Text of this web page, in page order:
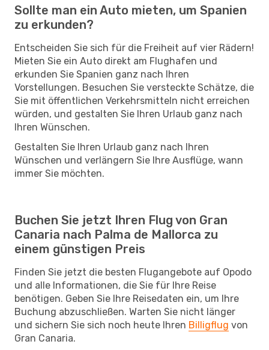
Sollte man ein Auto mieten, um Spanien
zu erkunden?
Entscheiden Sie sich für die Freiheit auf vier Rädern!
Mieten Sie ein Auto direkt am Flughafen und
erkunden Sie Spanien ganz nach Ihren
Vorstellungen. Besuchen Sie versteckte Schätze, die
Sie mit öffentlichen Verkehrsmitteln nicht erreichen
würden, und gestalten Sie Ihren Urlaub ganz nach
Ihren Wünschen.
Gestalten Sie Ihren Urlaub ganz nach Ihren
Wünschen und verlängern Sie Ihre Ausflüge, wann
immer Sie möchten.
Buchen Sie jetzt Ihren Flug von Gran
Canaria nach Palma de Mallorca zu
einem günstigen Preis
Finden Sie jetzt die besten Flugangebote auf Opodo
und alle Informationen, die Sie für Ihre Reise
benötigen. Geben Sie Ihre Reisedaten ein, um Ihre
Buchung abzuschließen. Warten Sie nicht länger
und sichern Sie sich noch heute Ihren Billigflug von
Gran Canaria.